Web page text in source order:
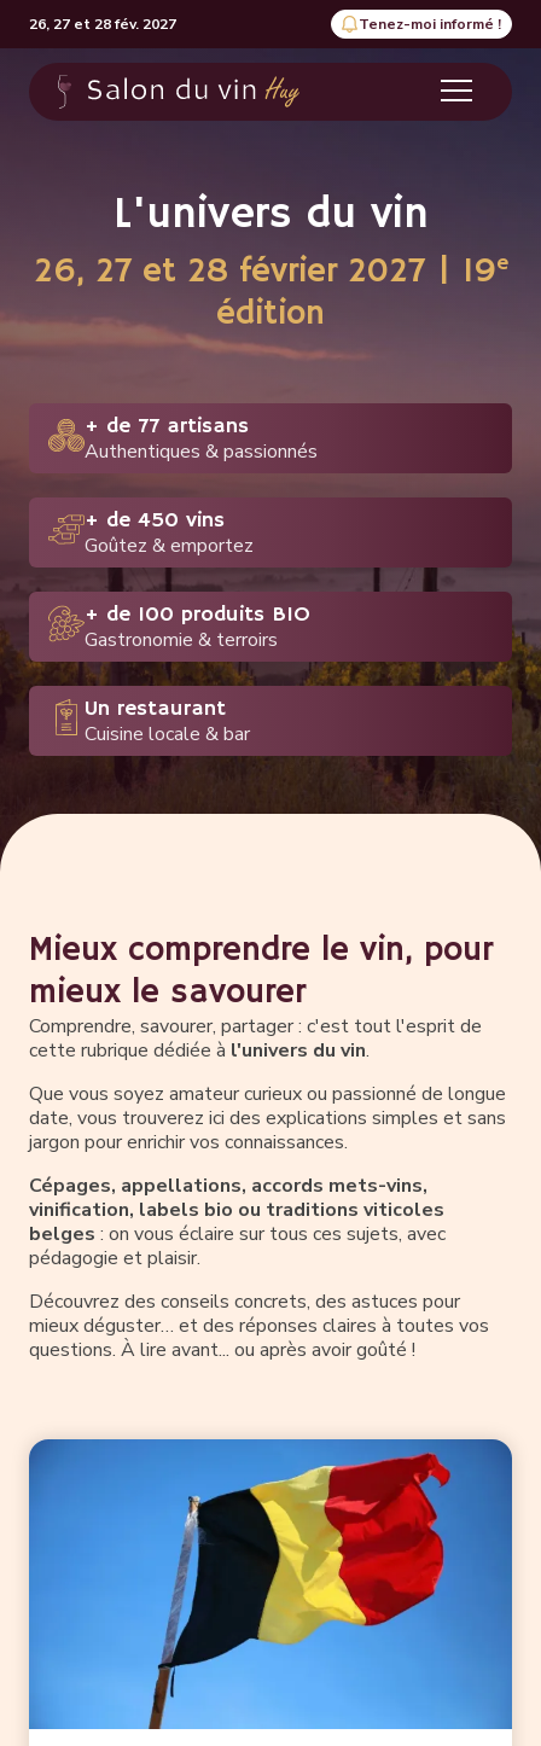
26, 27 et 28 fév. 2027 Tenez-moi informé !
L'univers du vin
26, 27 et 28 février 2027 | 19e
édition
+ de 77 artisans
Authentiques & passionnés
+ de 450 vins
Goûtez & emportez
+ de 100 produits BIO
Gastronomie & terroirs
Un restaurant
Cuisine locale & bar
Mieux comprendre le vin, pour
mieux le savourer
Comprendre, savourer, partager : c'est tout l'esprit de
cette rubrique dédiée à l'univers du vin.
Que vous soyez amateur curieux ou passionné de longue
date, vous trouverez ici des explications simples et sans
jargon pour enrichir vos connaissances.
Cépages, appellations, accords mets-vins,
vinification, labels bio ou traditions viticoles
belges : on vous éclaire sur tous ces sujets, avec
pédagogie et plaisir.
Découvrez des conseils concrets, des astuces pour
mieux déguster… et des réponses claires à toutes vos
questions. À lire avant... ou après avoir goûté !